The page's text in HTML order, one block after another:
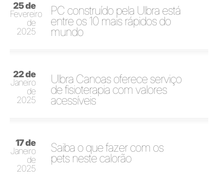
25 de
Fevereiro
de
2025
PC construído pela Ulbra está
entre os 10 mais rápidos do
mundo
22 de
Janeiro
de
2025
Ulbra Canoas oferece serviço
de fisioterapia com valores
acessíveis
17 de
Janeiro
de
2025
Saiba o que fazer com os
pets neste calorão